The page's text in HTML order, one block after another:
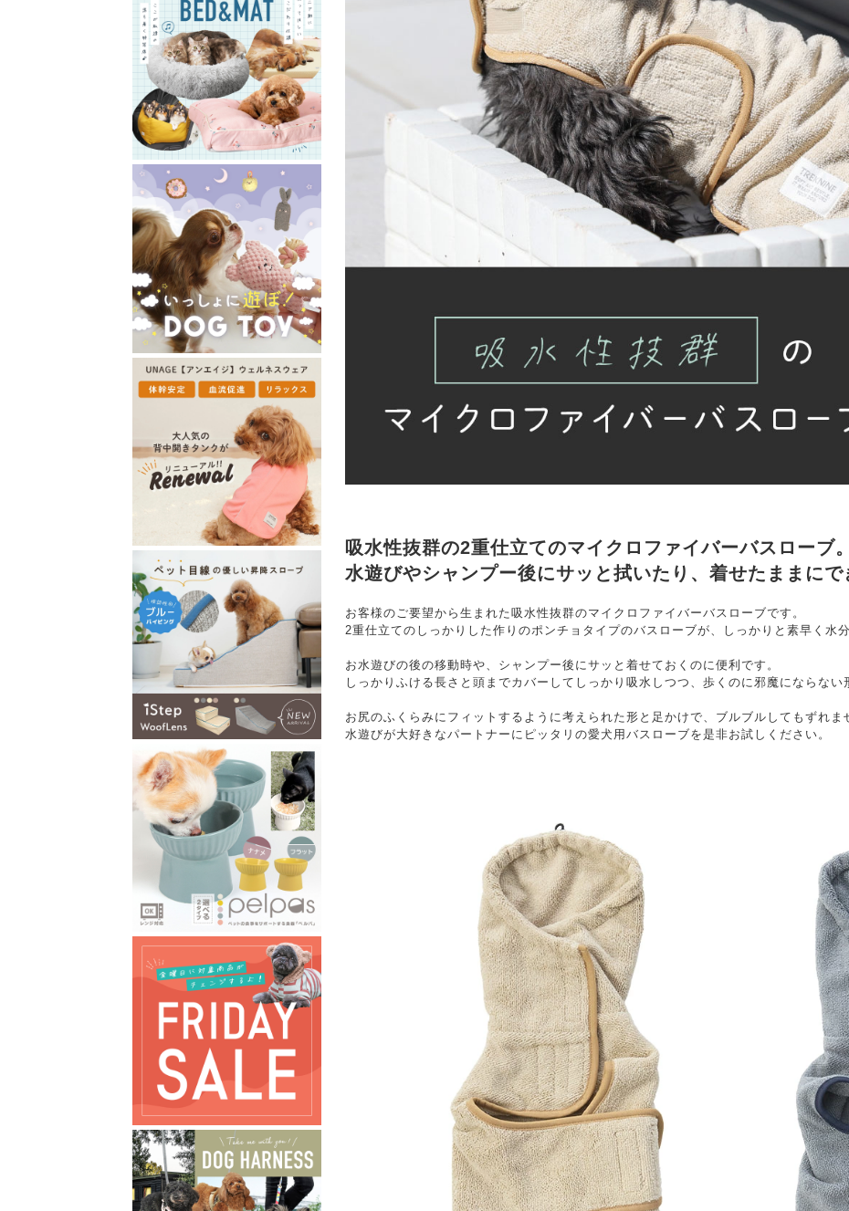
吸水性抜群の2重仕立てのマイクロファイバーバスローブ。
水遊びやシャンプー後にサッと拭いたり、着せたままにで
お客様のご要望から生まれた吸水性抜群のマイクロファイバーバスローブです。
2重仕立てのしっかりした作りのポンチョタイプのバスローブが、しっかりと素早く水分
お水遊びの後の移動時や、シャンプー後にサッと着せておくのに便利です。
しっかりふける長さと頭までカバーしてしっかり吸水しつつ、歩くのに邪魔にならない
お尻のふくらみにフィットするように考えられた形と足かけで、ブルブルしてもずれま
水遊びが大好きなパートナーにピッタリの愛犬用バスローブを是非お試しください。